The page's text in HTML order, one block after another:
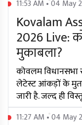
11:53 AM • 04 May
Kovalam
2026 Live:
मुकाबला?
कोवलम विधानसभा
लेटेस्ट आंकड़ों के
जारी है. जल्द ही
11:27 AM • 04 May